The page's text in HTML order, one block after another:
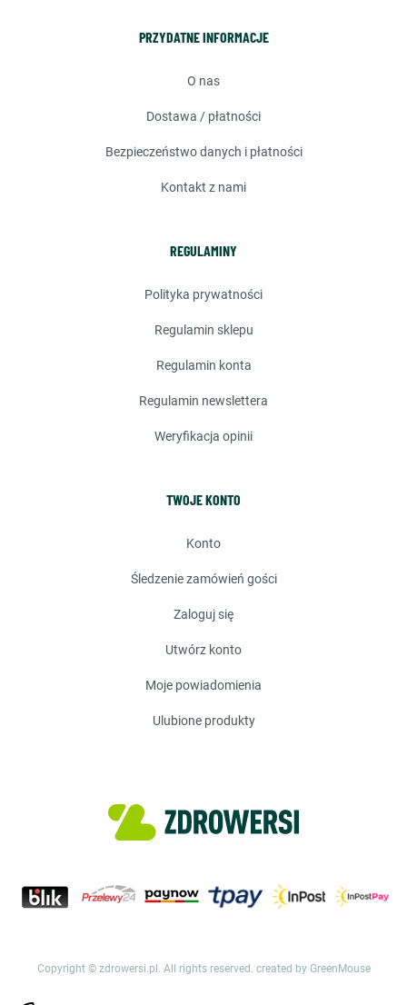
PRZYDATNE INFORMACJE
o nas
dostawa / płatności
bezpieczeństwo danych i płatności
kontakt z nami
REGULAMINY
polityka prywatności
regulamin sklepu
regulamin konta
regulamin newslettera
weryfikacja opinii
TWOJE KONTO
konto
śledzenie zamówień gości
zaloguj się
utwórz konto
moje powiadomienia
ulubione produkty
Copyright © zdrowersi.pl. All rights reserved. created by GreenMouse